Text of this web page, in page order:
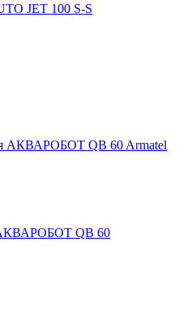
JET 100 S-S
АКВАРОБОТ QB 60